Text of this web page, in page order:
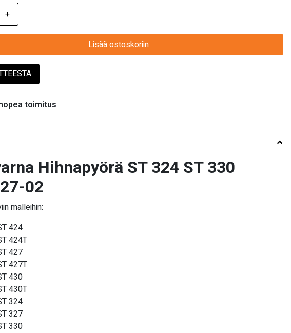
Lisää ostoskoriin
toimitus
Hihnapyörä ST 324 ST 330
02
malleihin:
424
424T
427
427T
430
430T
324
327
330